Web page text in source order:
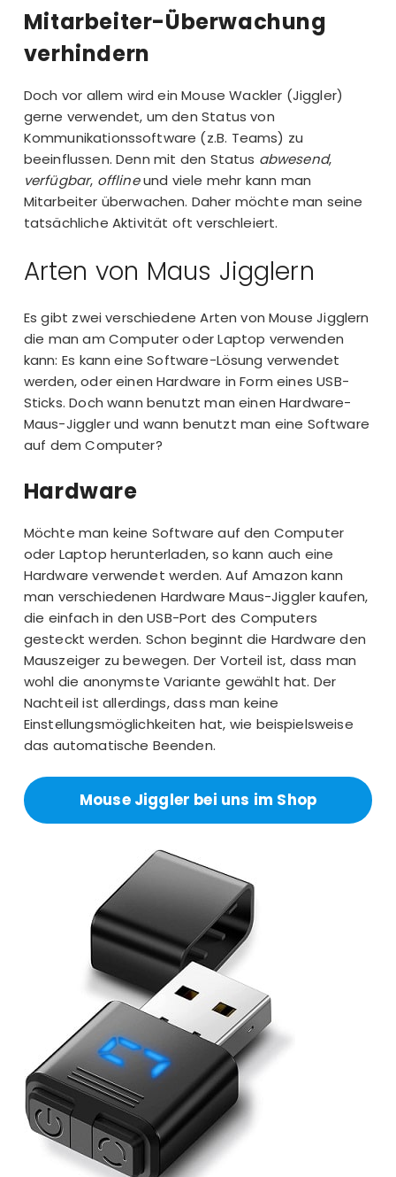
Mitarbeiter-Überwachung
verhindern
Doch vor allem wird ein Mouse Wackler (Jiggler)
gerne verwendet, um den Status von
Kommunikationssoftware (z.B. Teams) zu
beeinflussen. Denn mit den Status abwesend,
verfügbar, offlineund viele mehr kann man
Mitarbeiter überwachen. Daher möchte man seine
tatsächliche Aktivität oft verschleiert.
Arten von Maus Jigglern
Es gibt zwei verschiedene Arten von Mouse Jigglern
die man am Computer oder Laptop verwenden
kann: Es kann eine Software-Lösung verwendet
werden, oder einen Hardware in Form eines USB-
Sticks. Doch wann benutzt man einen Hardware-
Maus-Jiggler und wann benutzt man eine Software
auf dem Computer?
Hardware
Möchte man keine Software auf den Computer
oder Laptop herunterladen, so kann auch eine
Hardware verwendet werden. Auf Amazon kann
man verschiedenen Hardware Maus-Jiggler kaufen,
die einfach in den USB-Port des Computers
gesteckt werden. Schon beginnt die Hardware den
Mauszeiger zu bewegen. Der Vorteil ist, dass man
wohl die anonymste Variante gewählt hat. Der
Nachteil ist allerdings, dass man keine
Einstellungsmöglichkeiten hat, wie beispielsweise
das automatische Beenden.
Mouse Jiggler bei uns im Shop